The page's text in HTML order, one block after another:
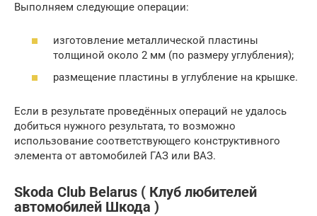
Выполняем следующие операции:
изготовление металлической пластины
толщиной около 2 мм (по размеру углубления);
размещение пластины в углубление на крышке.
Если в результате проведённых операций не удалось
добиться нужного результата, то возможно
использование соответствующего конструктивного
элемента от автомобилей ГАЗ или ВАЗ.
Skoda Club Belarus ( Клуб любителей
автомобилей Шкода )